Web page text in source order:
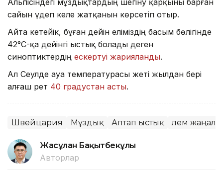
сайын үдеп келе жатқанын көрсетіп отыр.
Айта кетейік, бұған дейін еліміздің басым бөлігінде
42°C-қа дейінгі ыстық болады деген
синоптиктердің ескертуі жарияланды.
Ал Сеулде ауа температурасы жеті жылдан бері
алғаш рет 40 градустан асты.
Швейцария Мұздық Аптап ыстық Әлем
Жасұлан Бақытбекұлы
Авторлар